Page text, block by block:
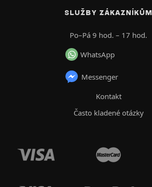
SLUŽBY ZÁKAZNÍKŮM
Po–Pá 9 hod. – 17 hod.
WhatsApp
Messenger
Kontakt
Často kladené otázky